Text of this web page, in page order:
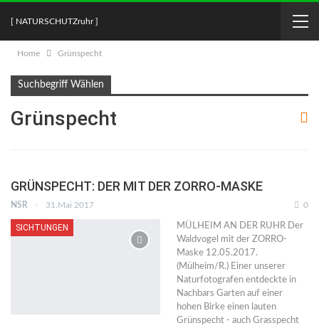
[ NATURSCHUTZruhr ]
Home Grünspecht
Suchbegriff Wählen
Grünspecht
GRÜNSPECHT: DER MIT DER ZORRO-MASKE
NSR 31.Mai 2017 0
SICHTUNGEN
MÜLHEIM AN DER RUHR Der
Waldvogel mit der ZORRO-
Maske 12.05.2017.
(Mülheim/R.) Einer unserer
Naturfotografen entdeckte in
Nachbars Garten auf einer
hohen Birke einen lauten
Grünspecht - auch Grasspecht